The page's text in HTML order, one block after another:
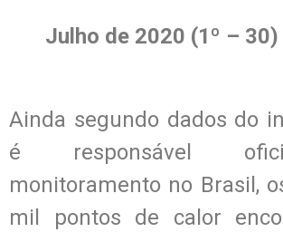
Julho de 2020 (1º – 30)
Ainda segundo dados do
é responsável
monitoramento no Brasil,
mil pontos de calor